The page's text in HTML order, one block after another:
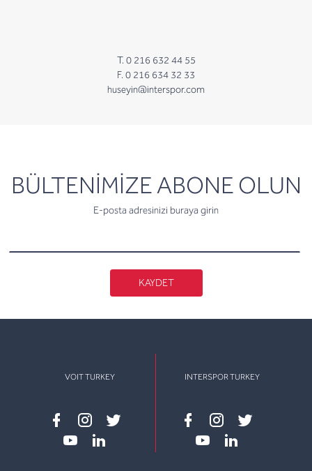
T. 0 216 632 44 55
F. 0 216 634 32 33
huseyin@interspor.com
BÜLTENİMİZE ABONE OLUN
E-posta adresinizi buraya girin
newsletter
KAYDET
VOIT TURKEY
Facebook
instagram
twitter
INTERSPOR TURKEY
Facebook
instagram
twitter